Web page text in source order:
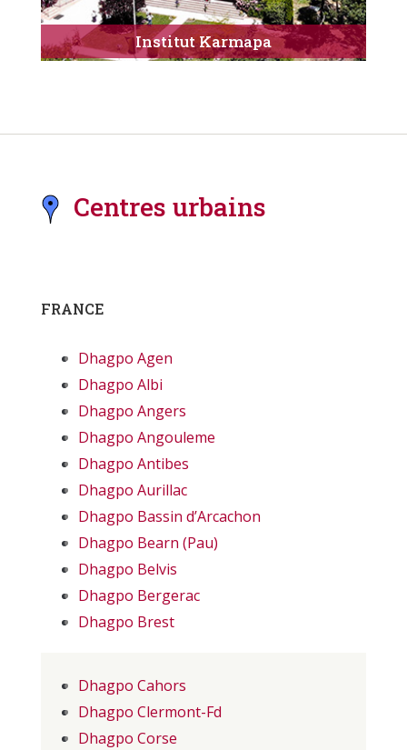
Institut Karmapa
Centres urbains
FRANCE
Dhagpo Agen
Dhagpo Albi
Dhagpo Angers
Dhagpo Angouleme
Dhagpo Antibes
Dhagpo Aurillac
Dhagpo Bassin d’Arcachon
Dhagpo Bearn (Pau)
Dhagpo Belvis
Dhagpo Bergerac
Dhagpo Brest
Dhagpo Cahors
Dhagpo Clermont-Fd
Dhagpo Corse